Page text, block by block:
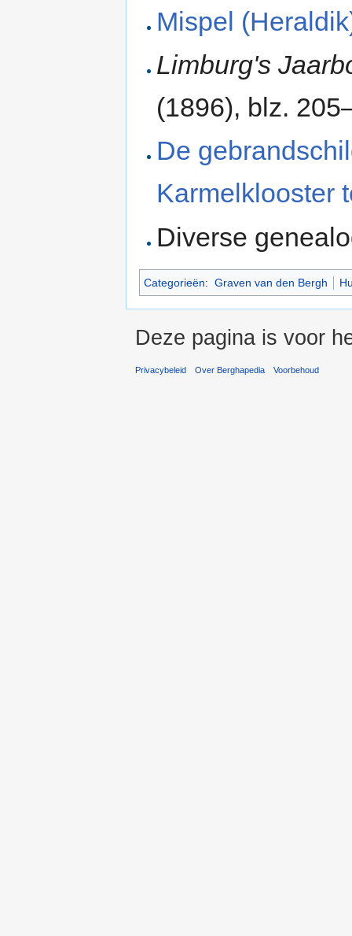
Mispel
Limburg's
(1896), blz.
De
Karmelklooster
Diverse
Categorieën: Graven van den Bergh
Deze pagina is voor
Privacybeleid Over Berghapedia Voorbehoud